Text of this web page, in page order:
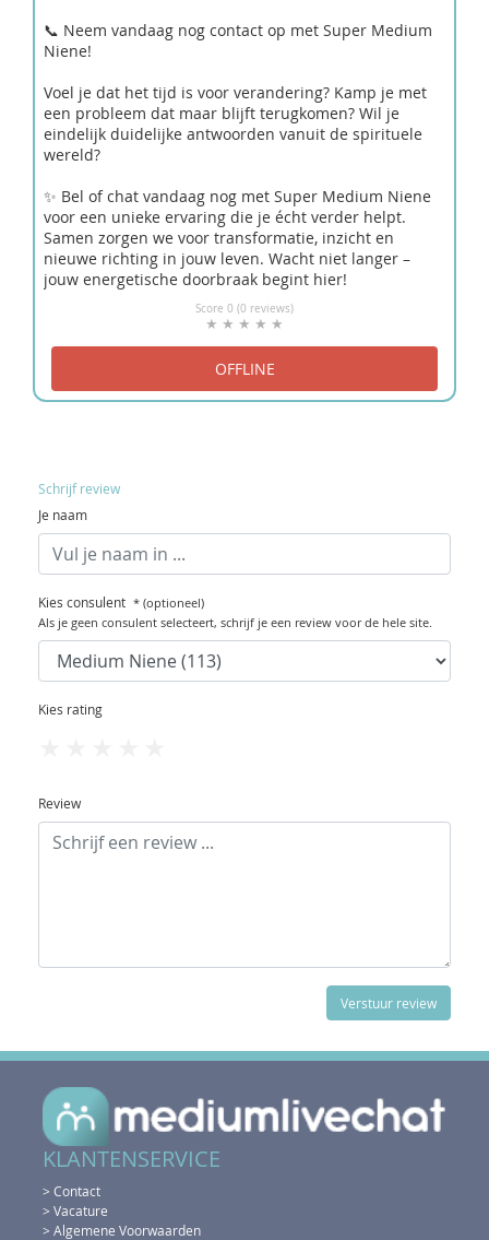
📞 Neem vandaag nog contact op met Super Medium
Niene!
Voel je dat het tijd is voor verandering? Kamp je met
een probleem dat maar blijft terugkomen? Wil je
eindelijk duidelijke antwoorden vanuit de spirituele
wereld?
✨ Bel of chat vandaag nog met Super Medium Niene
voor een unieke ervaring die je écht verder helpt.
Samen zorgen we voor transformatie, inzicht en
nieuwe richting in jouw leven. Wacht niet langer –
jouw energetische doorbraak begint hier!
Score 0 (0 reviews)
Schrijf review
Je naam
Kies consulent * (optioneel)
Als je geen consulent selecteert, schrijf je een review voor de hele site.
Kies rating
Review
KLANTENSERVICE
> Contact
> Vacature
> Algemene Voorwaarden